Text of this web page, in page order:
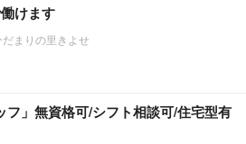
けます
まりの里きよせ
フ」無資格可/シフト相談可/住宅型有